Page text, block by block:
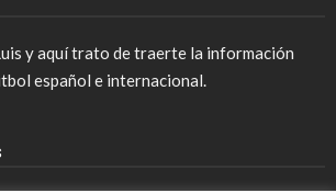
y aquí trato de traerte la información
español e internacional.